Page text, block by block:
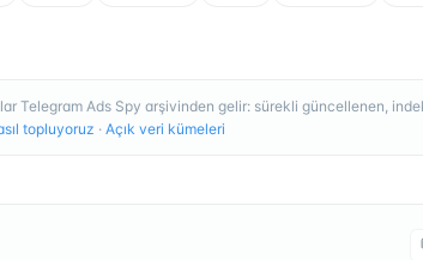
Telegram Ads Spy arşivinden gelir: sürekli güncellenen,
topluyoruz · Açık veri kümeleri